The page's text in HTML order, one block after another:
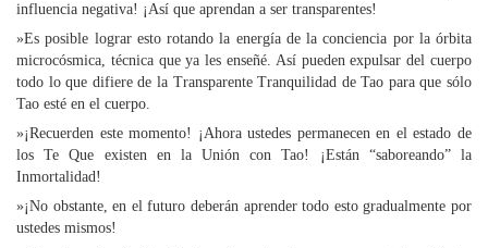
influencia negativa! ¡Así que aprendan a ser transparentes!
»Es posible lograr esto rotando la energía de la conciencia por la órbita
microcósmica, técnica que ya les enseñé. Así pueden expulsar del cuerpo
todo lo que difiere de la Transparente Tranquilidad de Tao para que sólo
Tao esté en el cuerpo.
»¡Recuerden este momento! ¡Ahora ustedes permanecen en el estado de
los Te Que existen en la Unión con Tao! ¡Están “saboreando” la
Inmortalidad!
»¡No obstante, en el futuro deberán aprender todo esto gradualmente por
ustedes mismos!